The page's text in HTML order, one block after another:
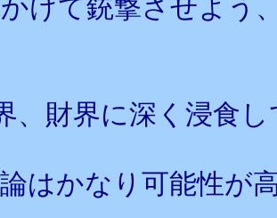
けて銃撃させよう
、財界に深く浸食
はかなり可能性が